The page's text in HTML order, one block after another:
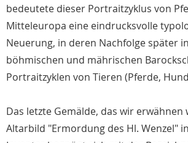
bedeutete dieser Portraitzyklus von
Mitteleuropa eine eindrucksvolle
Neuerung, in deren Nachfolge später
böhmischen und mährischen
Portraitzyklen von Tieren (Pferde,
Das letzte Gemälde, das wir erwähnen
Altarbild "Ermordung des Hl. Wenzel"